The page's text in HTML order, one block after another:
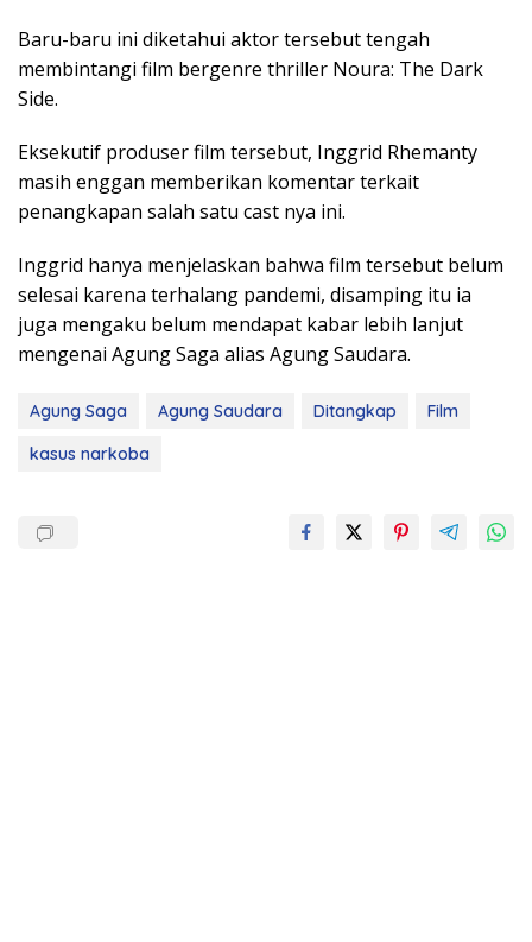
Baru-baru ini diketahui aktor tersebut tengah
membintangi film bergenre thriller Noura: The Dark
Side.
Eksekutif produser film tersebut, Inggrid Rhemanty
masih enggan memberikan komentar terkait
penangkapan salah satu cast nya ini.
Inggrid hanya menjelaskan bahwa film tersebut belum
selesai karena terhalang pandemi, disamping itu ia
juga mengaku belum mendapat kabar lebih lanjut
mengenai Agung Saga alias Agung Saudara.
Agung Saga Agung Saudara Ditangkap
Film
kasus narkoba